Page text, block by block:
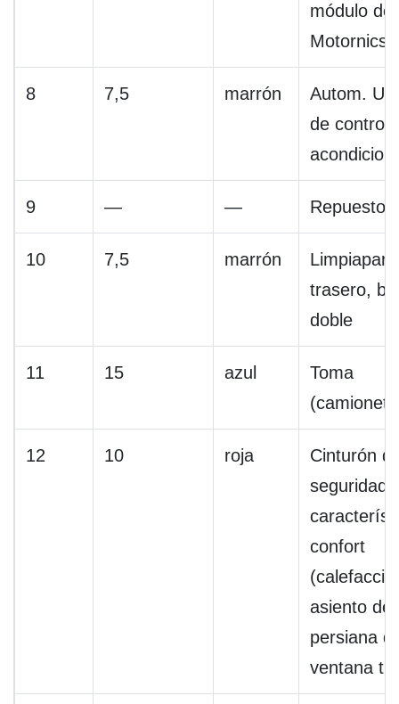
módulo de
Motornics
8 7,5 marrón
Autom.
de control
9 — — Repuesto
10 7,5 marrón
trasero,
doble
11 15 azul
Toma
12 10 roja
Cinturón
seguridad
confort
asiento
persiana
ventana